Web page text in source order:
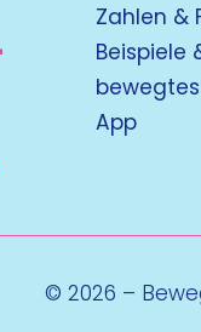
Zahlen &
Beispiele
App
© 2026 –